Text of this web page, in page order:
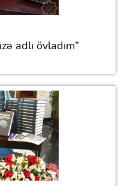
adlı övladım”